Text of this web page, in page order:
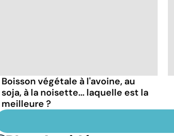
Boisson végétale à l'avoine, au
soja, à la noisette... laquelle est la
meilleure ?